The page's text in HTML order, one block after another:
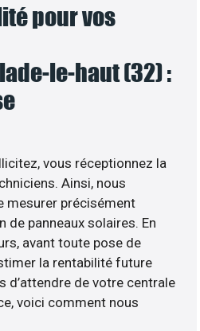
pour vos
le-haut (32) :
vous réceptionnez la
Ainsi, nous
mesurer précisément
de panneaux solaires. En
avant toute pose de
la rentabilité future
d’attendre de votre centrale
voici comment nous